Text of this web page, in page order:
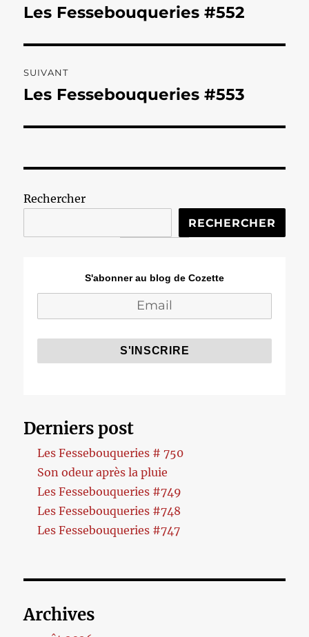
de
Publication
Les Fessebouqueries #552
SUIVANT
Publication
Les Fessebouqueries #553
Rechercher
RECHERCHER
S'abonner au blog de Cozette
Derniers post
Les Fessebouqueries # 750
Son odeur après la pluie
Les Fessebouqueries #749
Les Fessebouqueries #748
Les Fessebouqueries #747
Archives